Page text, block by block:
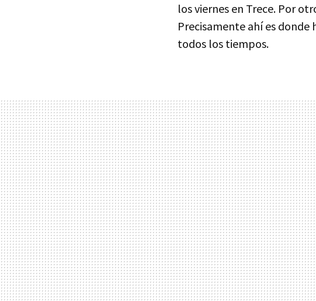
los viernes en Trece. Por
Precisamente ahí es donde
todos los tiempos.